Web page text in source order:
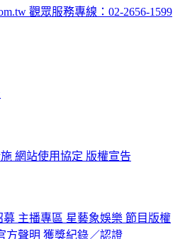
觀眾服務專線：02-2656-1599
網站使用協定 版權宣告
募 主播專區 星藝象娛樂 節目版權
方聲明 獲獎紀錄／認證